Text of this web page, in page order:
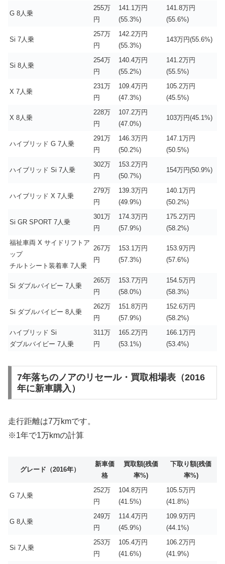
G 8人乗
255万
円
141.1万円
(55.3%)
141.8万円
(55.6%)
Si 7人乗
257万
円
142.2万円
(55.3%)
143万円(55.6%)
Si 8人乗
254万
円
140.4万円
(55.2%)
141.2万円
(55.5%)
X 7人乗
231万
円
109.4万円
(47.3%)
105.2万円
(45.5%)
X 8人乗
228万
円
107.2万円
(47.0%)
103万円(45.1%)
ハイブリッド G 7人乗
291万
円
146.3万円
(50.2%)
147.1万円
(50.5%)
ハイブリッド Si 7人乗
302万
円
153.2万円
(50.7%)
154万円(50.9%)
ハイブリッド X 7人乗
279万
円
139.3万円
(49.9%)
140.1万円
(50.2%)
Si GR SPORT 7人乗
301万
円
174.3万円
(57.9%)
175.2万円
(58.2%)
福祉車両 X サイドリフトア
ップ
チルトシート装着車 7人乗
267万
円
153.1万円
(57.3%)
153.9万円
(57.6%)
Si ダブルバイビー 7人乗
265万
円
153.7万円
(58.0%)
154.5万円
(58.3%)
Si ダブルバイビー 8人乗
262万
円
151.8万円
(57.9%)
152.6万円
(58.2%)
ハイブリッド Si
ダブルバイビー 7人乗
311万
円
165.2万円
(53.1%)
166.1万円
(53.4%)
7年落ちのノアのリセール・買取相場表（2016
年に新車購入）
走行距離は7万kmです。
※1年で1万kmの計算
グレード（2016年）
新車価
格
買取額(残価
率%)
下取り額(残価
率%)
G 7人乗
252万
円
104.8万円
(41.5%)
105.5万円
(41.8%)
G 8人乗
249万
円
114.4万円
(45.9%)
109.9万円
(44.1%)
Si 7人乗
253万
円
105.4万円
(41.6%)
106.2万円
(41.9%)